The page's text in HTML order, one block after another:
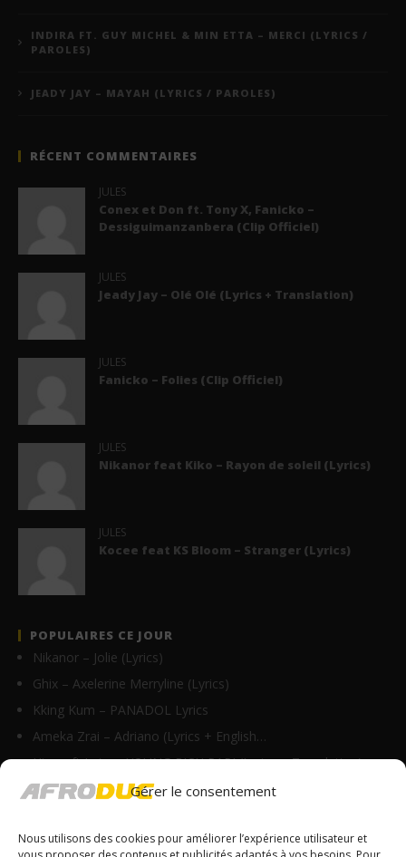
Gérer le consentement
Nous utilisons des cookies pour améliorer l’expérience utilisateur et
INDIRA FT. GUY MICHEL & MIN ETTA – MERCI (LYRICS /
PAROLES)
JEADY JAY – MAYAH (LYRICS / PAROLES)
RÉCENT COMMENTAIRES
JULES
Conex et Don ft. Tony X, Fanicko –
Dessiguimanzanbera (Clip Officiel)
JULES
Jeady Jay – Olé Olé (Lyrics + Translation)
JULES
Fanicko – Folies (Clip Officiel)
JULES
Nikanor feat Kiko – Rayon de soleil (Lyrics)
JULES
Kocee feat KS Bloom – Stranger (Lyrics)
POPULAIRES CE JOUR
Nikanor – Jolie (Lyrics)
Ghix – Axelerine Merryline (Lyrics)
Kking Kum – PANADOL Lyrics
Ameka Zrai – Adriano (Lyrics + English…
Himra ft Leto – YOUNG RICH PAPI (Lyrics + Translation)
Biographie de Didi B : âge, origine, carrière, Kiff…
Anitta ft. Alexandre Carlo – Abre Caminho (Lyrics…